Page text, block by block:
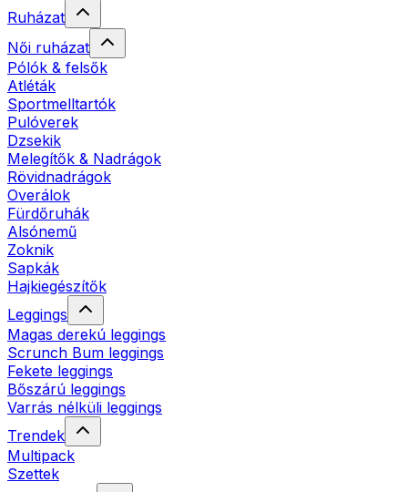
Ruházat
Női ruházat
Pólók & felsők
Atléták
Sportmelltartók
Pulóverek
Dzsekik
Melegítők & Nadrágok
Rövidnadrágok
Overálok
Fürdőruhák
Alsónemű
Zoknik
Sapkák
Hajkiegészítők
Leggings
Magas derekú leggings
Scrunch Bum leggings
Fekete leggings
Bőszárú leggings
Varrás nélküli leggings
Trendek
Multipack
Szettek